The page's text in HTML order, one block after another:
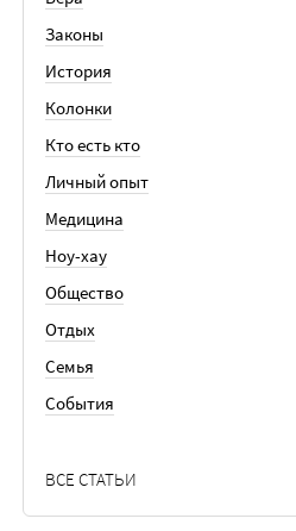
Законы
История
Колонки
Кто есть кто
Личный опыт
Медицина
Ноу-хау
Общество
Отдых
Семья
События
ВСЕ СТАТЬИ